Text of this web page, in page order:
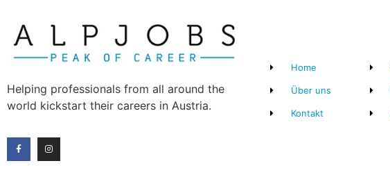
Helping professionals from all around the
world kickstart their careers in Austria.
Home
Über uns
Kontakt